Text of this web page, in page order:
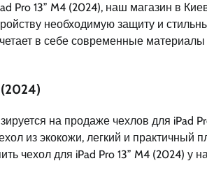
Pro 13” M4 (2024), наш магазин в
необходимую защиту и
в себе современные
на продаже чехлов для iPad
из экокожи, легкий и практичный
чехол для iPad Pro 13” M4 (2024) у